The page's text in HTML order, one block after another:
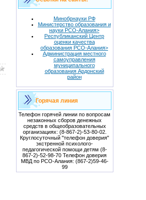
Минобрнауки РФ
Министерство образования и
науки РСО-Алания>
Республиканский Центр
оценки качества
образования РСО-Алания>
Администрация местного
самоуправления
муниципального
образования Ардонский
район
Горячая линия
Телефон горячей линии по вопросам
незаконных сборов денежных
средств в общеобразовательных
организациях: (8-867-2)-53-80-02.
Круглосуточный "телефон доверия"
экстренной психолого-
педагогической помощи детям (8-
867-2)-52-98-70 Телефон доверия
МВД по РСО-Алания: (867-2)59-46-
99